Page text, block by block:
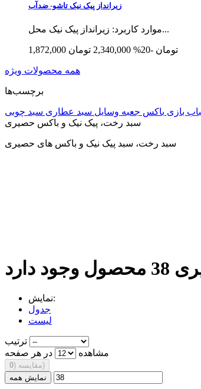
زیرانداز پیک نیک تاشو- ضدآب
موارد کاربرد: زیرانداز پیک نیک محل...
1,872,000 تومان -20% 2,340,000 تومان
همه محصولات ویژه
برچسب‌ها
بازی باکس جعبه وسایل سبد عطاری سبد چوبی
سبد رخت، پیک نیک و باکس حصیری
سبد رخت، سبد پیک نیک و باکس های حصیری
نمایش:
جدول
لیست
ترتیب
مشاهده
در هر صفحه
مقایسه (0
)
نمایش همه